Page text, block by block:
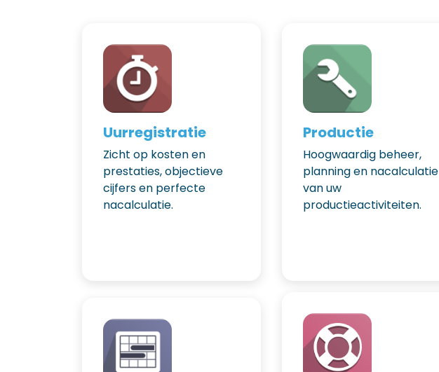
Uurregistratie
Zicht op kosten en
prestaties, objectieve
cijfers en perfecte
nacalculatie.
Productie
Hoogwaardig beheer,
planning en nacalculatie
van uw
productieactiviteiten.